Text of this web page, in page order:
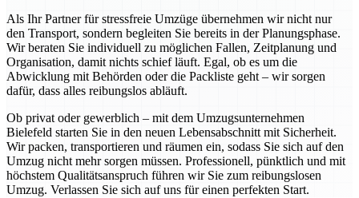
Als Ihr Partner für stressfreie Umzüge übernehmen wir nicht nur
den Transport, sondern begleiten Sie bereits in der Planungsphase.
Wir beraten Sie individuell zu möglichen Fallen, Zeitplanung und
Organisation, damit nichts schief läuft. Egal, ob es um die
Abwicklung mit Behörden oder die Packliste geht – wir sorgen
dafür, dass alles reibungslos abläuft.
Ob privat oder gewerblich – mit dem Umzugsunternehmen
Bielefeld starten Sie in den neuen Lebensabschnitt mit Sicherheit.
Wir packen, transportieren und räumen ein, sodass Sie sich auf den
Umzug nicht mehr sorgen müssen. Professionell, pünktlich und mit
höchstem Qualitätsanspruch führen wir Sie zum reibungslosen
Umzug. Verlassen Sie sich auf uns für einen perfekten Start.